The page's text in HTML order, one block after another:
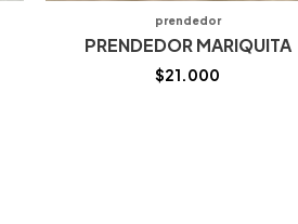
prendedor
PRENDEDOR MARIQUITA
$21.000